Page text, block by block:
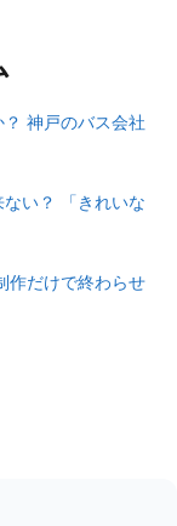
神戸のバス会社
い？ 「きれいな
作だけで終わらせ